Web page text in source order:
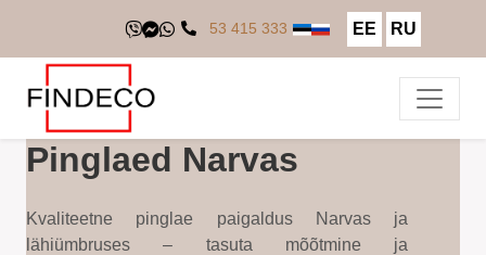
53 415 333 EE RU
Pinglaed Narvas
Kvaliteetne pinglae paigaldus Narvas ja
lähiümbruses – tasuta mõõtmine ja